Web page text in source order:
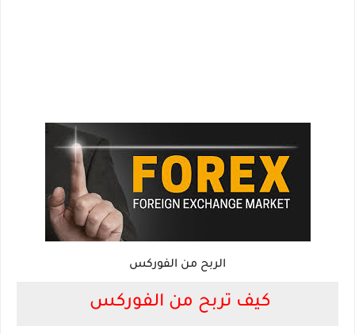
الربح من الفوركس
كيف تربح من الفوركس